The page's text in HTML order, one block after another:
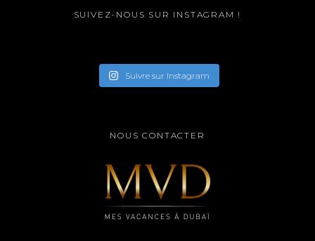
SUIVEZ-NOUS SUR INSTAGRAM !
Suivre sur Instagram
NOUS CONTACTER